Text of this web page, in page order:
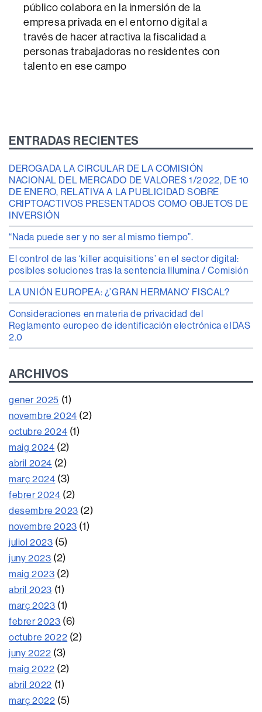
público colabora en la inmersión de la
empresa privada en el entorno digital a
través de hacer atractiva la fiscalidad a
personas trabajadoras no residentes con
talento en ese campo
ENTRADAS RECIENTES
DEROGADA LA CIRCULAR DE LA COMISIÓN
NACIONAL DEL MERCADO DE VALORES 1/2022, DE 10
DE ENERO, RELATIVA A LA PUBLICIDAD SOBRE
CRIPTOACTIVOS PRESENTADOS COMO OBJETOS DE
INVERSIÓN
“Nada puede ser y no ser al mismo tiempo”.
El control de las ‘killer acquisitions’ en el sector digital:
posibles soluciones tras la sentencia Illumina / Comisión
LA UNIÓN EUROPEA: ¿’GRAN HERMANO’ FISCAL?
Consideraciones en materia de privacidad del
Reglamento europeo de identificación electrónica eIDAS
2.0
ARCHIVOS
gener 2025 (1)
novembre 2024 (2)
octubre 2024 (1)
maig 2024 (2)
abril 2024 (2)
març 2024 (3)
febrer 2024 (2)
desembre 2023 (2)
novembre 2023 (1)
juliol 2023 (5)
juny 2023 (2)
maig 2023 (2)
abril 2023 (1)
març 2023 (1)
febrer 2023 (6)
octubre 2022 (2)
juny 2022 (3)
maig 2022 (2)
abril 2022 (1)
març 2022 (5)